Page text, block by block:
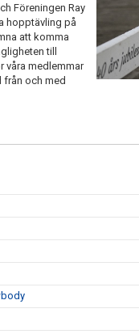
Föreningen Ray
hopptävling på
att komma
till
våra medlemmar
från och med